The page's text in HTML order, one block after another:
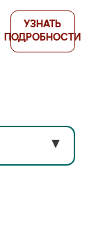
УЗНАТЬ
ПОДРОБНОСТИ
▼